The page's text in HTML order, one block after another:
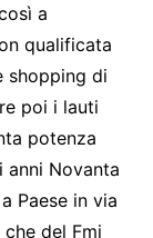
a
qualificata
shopping di
poi i lauti
potenza
Novanta
Paese in via
del Fmi